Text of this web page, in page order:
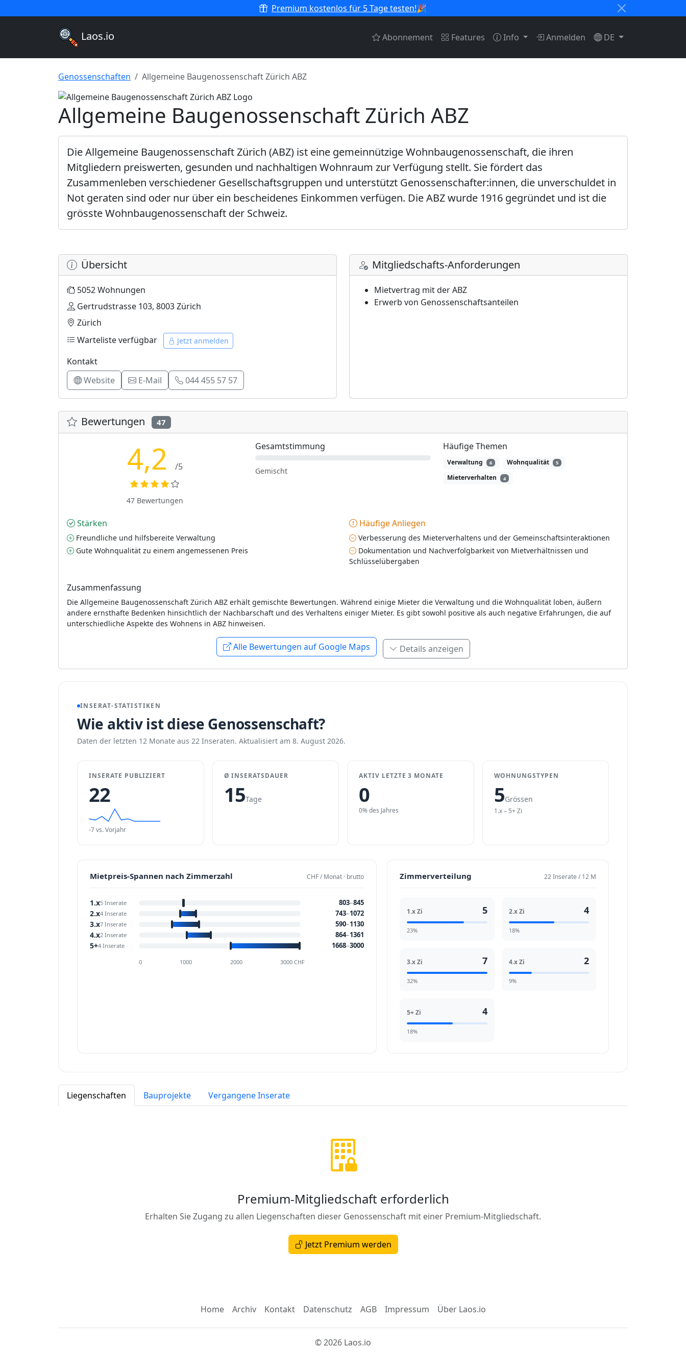
Premium kostenlos für 5 Tage testen!🎉
Laos.io Abonnement Features Info Anmelden DE
Genossenschaften Allgemeine Baugenossenschaft Zürich ABZ
Allgemeine Baugenossenschaft Zürich ABZ
Die Allgemeine Baugenossenschaft Zürich (ABZ) ist eine gemeinnützige Wohnbaugenossenschaft, die ihren
Mitgliedern preiswerten, gesunden und nachhaltigen Wohnraum zur Verfügung stellt. Sie fördert das
Zusammenleben verschiedener Gesellschaftsgruppen und unterstützt Genossenschafter:innen, die unverschuldet in
Not geraten sind oder nur über ein bescheidenes Einkommen verfügen. Die ABZ wurde 1916 gegründet und ist die
grösste Wohnbaugenossenschaft der Schweiz.
Übersicht
5052 Wohnungen
Gertrudstrasse 103, 8003 Zürich
Zürich
Warteliste verfügbar
Jetzt anmelden
Kontakt
Website
E-Mail 044 455 57 57
Mitgliedschafts-Anforderungen
Mietvertrag mit der ABZ
Erwerb von Genossenschaftsanteilen
Bewertungen 47
4,2 /5
47 Bewertungen
Gesamtstimmung
Gemischt
Häufige Themen
Verwaltung 6 Wohnqualität 5
Mieterverhalten 4
Stärken
Freundliche und hilfsbereite Verwaltung
Gute Wohnqualität zu einem angemessenen Preis
Häufige Anliegen
Verbesserung des Mieterverhaltens und der Gemeinschaftsinteraktionen
Dokumentation und Nachverfolgbarkeit von Mietverhältnissen und
Schlüsselübergaben
Zusammenfassung
Die Allgemeine Baugenossenschaft Zürich ABZ erhält gemischte Bewertungen. Während einige Mieter die Verwaltung und die Wohnqualität loben, äußern
andere ernsthafte Bedenken hinsichtlich der Nachbarschaft und des Verhaltens einiger Mieter. Es gibt sowohl positive als auch negative Erfahrungen, die auf
unterschiedliche Aspekte des Wohnens in ABZ hinweisen.
Alle Bewertungen auf Google Maps Details anzeigen
INSERAT-STATISTIKEN
Wie aktiv ist diese Genossenschaft?
Daten der letzten 12 Monate aus 22 Inseraten. Aktualisiert am 8. August 2026.
INSERATE PUBLIZIERT
22
-7 vs. Vorjahr
Ø INSERATSDAUER
15Tage
AKTIV LETZTE 3 MONATE
0
0% des Jahres
WOHNUNGSTYPEN
5Grössen
1.x – 5+ Zi
Mietpreis-Spannen nach Zimmerzahl CHF / Monat · brutto
1.x5 Inserate 803–845
2.x4 Inserate 743–1072
3.x7 Inserate 590–1130
4.x2 Inserate 864–1361
5+4 Inserate 1668–3000
0 1000 2000 3000 CHF
Zimmerverteilung 22 Inserate / 12 M
1.x Zi 5
23%
2.x Zi 4
18%
3.x Zi 7
32%
4.x Zi 2
9%
5+ Zi 4
18%
Liegenschaften Bauprojekte Vergangene Inserate
Premium-Mitgliedschaft erforderlich
Erhalten Sie Zugang zu allen Liegenschaften dieser Genossenschaft mit einer Premium-Mitgliedschaft.
Jetzt Premium werden
Home Archiv Kontakt Datenschutz AGB Impressum Über Laos.io
© 2026 Laos.io